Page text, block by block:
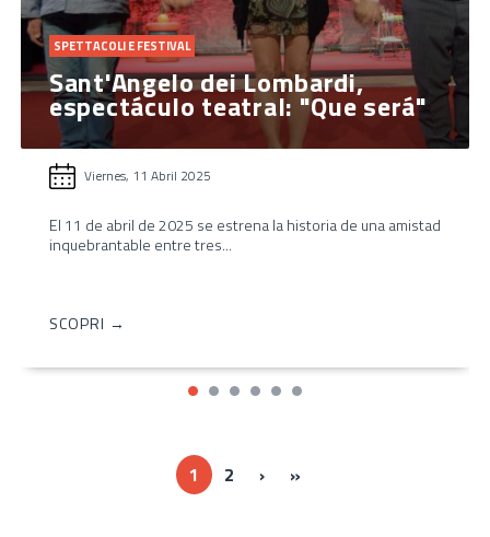
SPETTACOLI E FESTIVAL
Sant'Angelo dei Lombardi,
espectáculo teatral: "Que será"
Viernes, 11 Abril 2025
El 11 de abril de 2025 se estrena la historia de una amistad
inquebrantable entre tres...
SCOPRI →
1 2 ›Next ›
»